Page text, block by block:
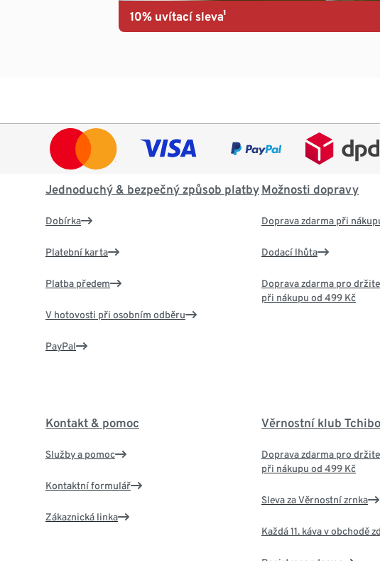
10% uvítací sleva¹
Jednoduchý & bezpečný způsob platby
Dobírka
Platební karta
Platba předem
V hotovosti při osobním odběru
PayPal
Možnosti dopravy
Doprava zdarma při
Dodací lhůta
Doprava zdarma pro
při nákupu od 499 Kč
Kontakt & pomoc
Služby a pomoc
Kontaktní formulář
Zákaznická linka
Věrnostní klub
Doprava zdarma pro
při nákupu od 499 Kč
Sleva za Věrnostní zrnka
Každá 11. káva v obchodě